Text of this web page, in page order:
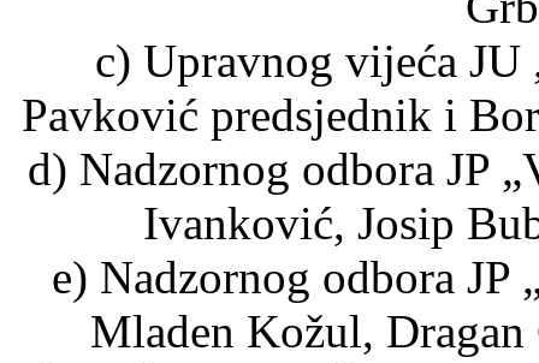
c) Upravnog vijeća
Pavković predsjednik i
d) Nadzornog odbora JP
Ivanković, Josip
e) Nadzornog odbora JP
Mladen Kožul,